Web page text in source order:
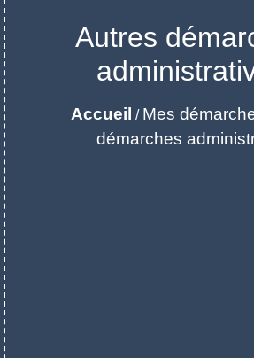
Autres
Accueil / Mes
démarches